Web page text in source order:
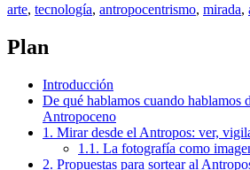
arte, tecnología, antropocentrismo, mirada,
Plan
Introducción
De qué hablamos cuando hablamos
Antropoceno
1. Mirar desde el Antropos: ver,
1.1. La fotografía como
2. Propuestas para sortear al